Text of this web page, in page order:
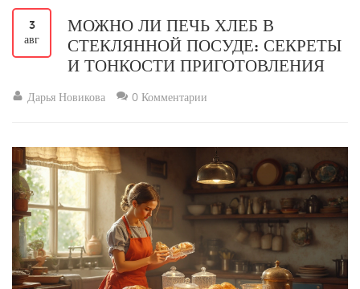
3
авг
МОЖНО ЛИ ПЕЧЬ ХЛЕБ В
СТЕКЛЯННОЙ ПОСУДЕ: СЕКРЕТЫ
И ТОНКОСТИ ПРИГОТОВЛЕНИЯ
Дарья Новикова 0 Комментарии